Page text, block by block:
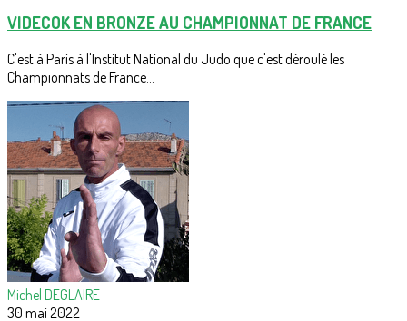
VIDECOK EN BRONZE AU CHAMPIONNAT DE FRANCE
C'est à Paris à l'Institut National du Judo que c'est déroulé les
Championnats de France...
Michel DEGLAIRE
30 mai 2022